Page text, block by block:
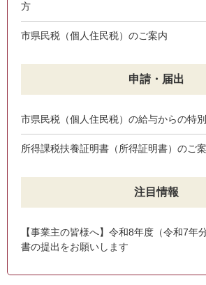
方
市県民税（個人住民税）のご案内
申請・届出
市県民税（個人住民税）の給与からの特
所得課税扶養証明書（所得証明書）のご
注目情報
【事業主の皆様へ】令和8年度（令和7年
書の提出をお願いします